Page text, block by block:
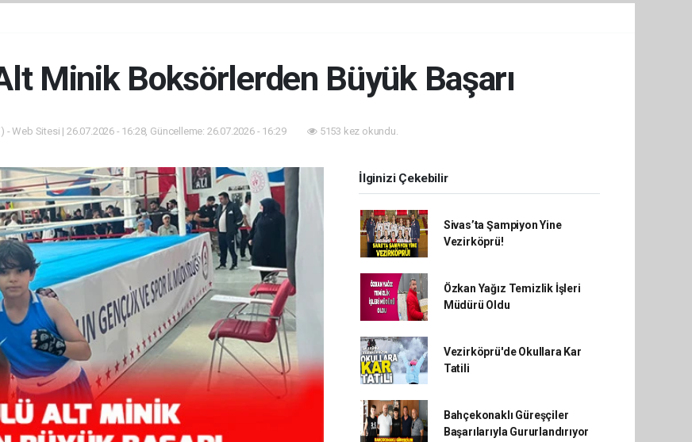
Minik Boksörlerden Büyük Başarı
- Web Sitesi | 26.07.2026 - 16:28, Güncelleme: 26.07.2026 - 16:29 5153 kez okundu.
İlginizi Çekebilir
Sivas’ta Şampiyon Yine
Vezirköprü!
Özkan Yağız Temizlik İşleri
Müdürü Oldu
Vezirköprü'de Okullara Kar
Tatili
Bahçekonaklı Güreşçiler
Başarılarıyla Gururlandırıyor